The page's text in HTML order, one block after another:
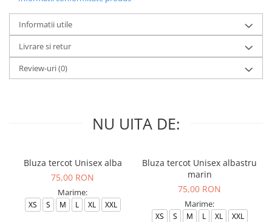
Informatii utile
Livrare si retur
Review-uri(0)
NU UITA DE:
Bluza tercot Unisex alba
75,00 RON
Marime:
XS S M L XL XXL
Bluza tercot Unisex albastru
marin
75,00 RON
Marime:
XS S M L XL XXL